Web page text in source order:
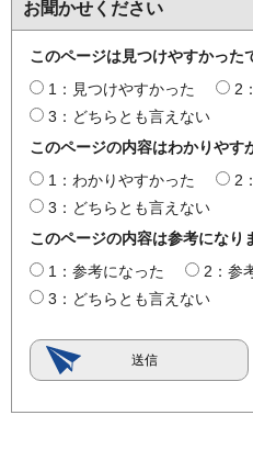
お聞かせください
このページは見つけやすかった
1：見つけやすかった
2
3：どちらとも言えない
このページの内容はわかりやす
1：わかりやすかった
2
3：どちらとも言えない
このページの内容は参考になり
1：参考になった
2：参
3：どちらとも言えない